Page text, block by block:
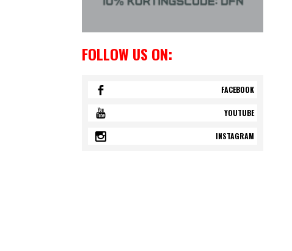
FOLLOW US ON:
FACEBOOK
YOUTUBE
INSTAGRAM